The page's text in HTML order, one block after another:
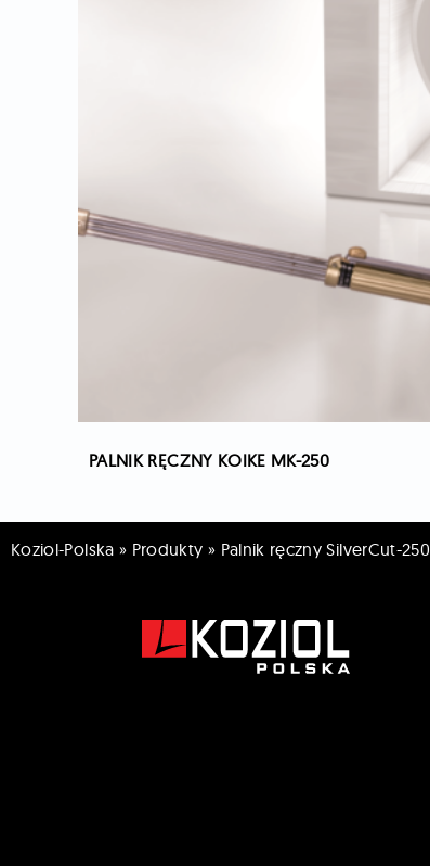
PALNIK RĘCZNY KOIKE MK-250
Koziol-Polska » Produkty » Palnik ręczny SilverCut-250